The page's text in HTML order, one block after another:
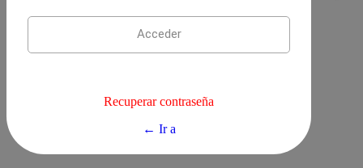
Recuperar contraseña
← Ir a